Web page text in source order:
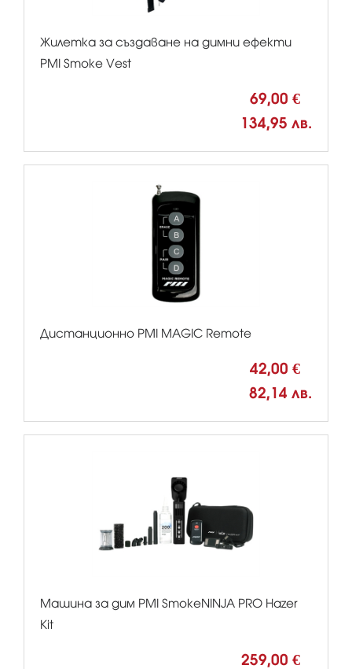
Жилетка за създаване на димни ефекти
PMI Smoke Vest
69,00 €
134,95 лв.
Дистанционно PMI MAGIC Remote
42,00 €
82,14 лв.
Машина за дим PMI SmokeNINJA PRO Hazer
Kit
259,00 €